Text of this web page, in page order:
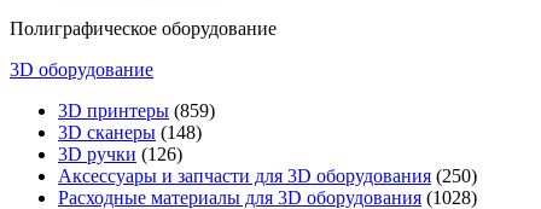
Полиграфическое оборудование
3D оборудование
3D принтеры (859)
3D сканеры (148)
3D ручки (126)
Аксессуары и запчасти для 3D оборудования (250)
Расходные материалы для 3D оборудования (1028)